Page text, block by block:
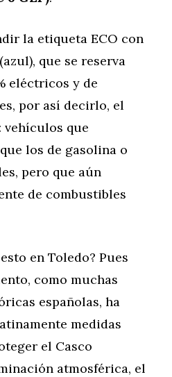
la etiqueta ECO con
que se reserva
eléctricos y de
por así decirlo, el
vehículos que
los de gasolina o
pero que aún
de combustibles
en Toledo? Pues
como muchas
españolas, ha
medidas
el Casco
atmosférica, el